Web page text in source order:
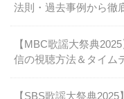
法則・過去事例から徹
【MBC歌謡大祭典
信の視聴方法＆タイム
【SBS歌謡大祭典